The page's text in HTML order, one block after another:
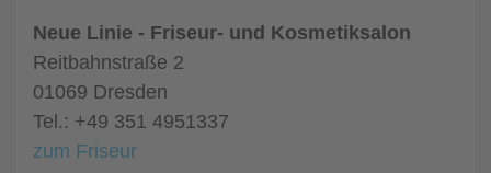
Neue Linie - Friseur- und Kosmetiksalon
Reitbahnstraße 2
01069 Dresden
Tel.: +49 351 4951337
zum Friseur